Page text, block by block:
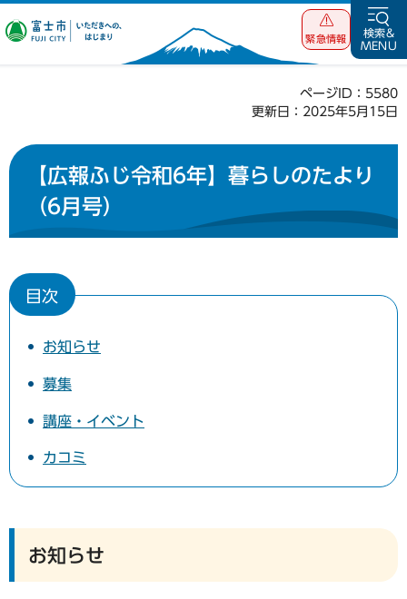
富士市 いただ
緊急情報
検索&
MENU
ページID：5580
更新日：2025年5月15日
【広報ふじ令和6年】暮らしのたより
（6月号）
目次
お知らせ
募集
講座・イベント
カコミ
お知らせ